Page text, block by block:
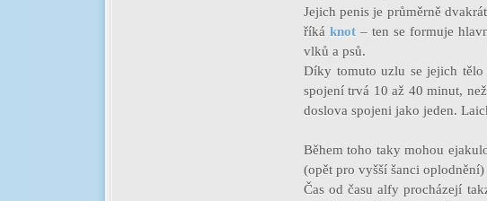
Jejich penis je průměrně
říká knot – ten se formuje
vlků a psů.
Díky tomuto uzlu se jejich
spojení trvá 10 až 40 minut,
doslova spojeni jako jeden.
Během toho taky mohou
(opět pro vyšší šanci
Čas od času alfy procházejí